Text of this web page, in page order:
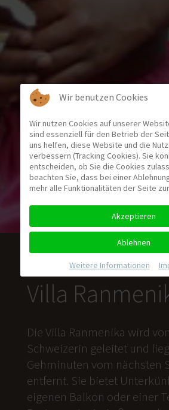
Villa
Die Villa Ranmenika wird
Schweizerin geleitet und
Gehminuten vom nächsten
entfernt. Sie bietet
eigenen Balkon oder einer
Wir benutzen Cookies
Wir nutzen Cookies auf unserer
sind essenziell für den Betrieb der
uns helfen, diese Website und die
verbessern (Tracking Cookies). Sie
entscheiden, ob Sie die Cookies
beachten Sie, dass bei einer
mehr alle Funktionalitäten der Seite
Akzeptieren
Ablehnen
Weitere Informationen